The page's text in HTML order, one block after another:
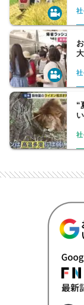
“